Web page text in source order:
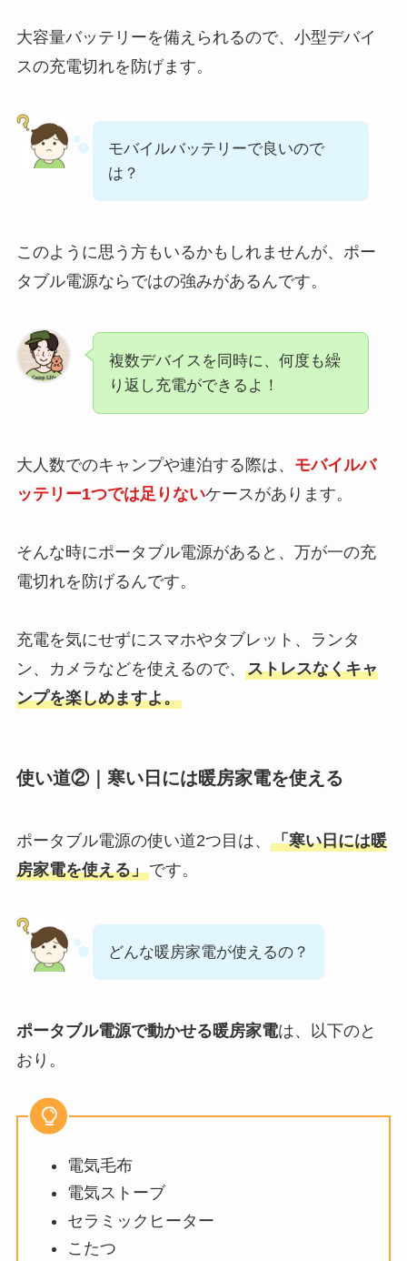
大容量バッテリーを備えられるので、小型デバイ
スの充電切れを防げます。
モバイルバッテリーで良いので
は？
このように思う方もいるかもしれませんが、ポー
タブル電源ならではの強みがあるんです。
複数デバイスを同時に、何度も繰
り返し充電ができるよ！
大人数でのキャンプや連泊する際は、 モバイルバ
ッテリー1つでは足りないケースがあります。
そんな時にポータブル電源があると、万が一の充
電切れを防げるんです。
充電を気にせずにスマホやタブレット、ランタ
ン、カメラなどを使えるので、 ストレスなくキャ
ンプを楽しめますよ。
使い道②｜寒い日には暖房家電を使える
ポータブル電源の使い道2つ目は、 「寒い日には暖
房家電を使える」です。
どんな暖房家電が使えるの？
ポータブル電源で動かせる暖房家電は、以下のと
おり。
電気毛布
電気ストーブ
セラミックヒーター
こたつ